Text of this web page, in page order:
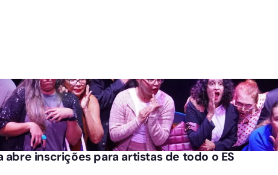
abre inscrições para artistas de todo o ES